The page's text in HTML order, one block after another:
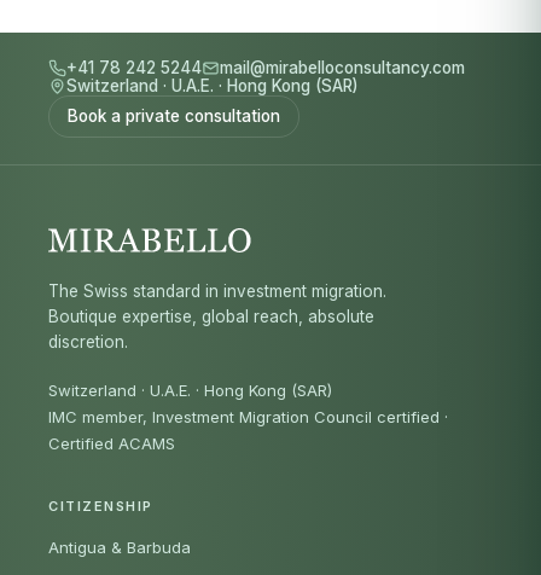
+41 78 242 5244
mail@mirabelloconsultancy.com
Switzerland · U.A.E. · Hong Kong (SAR)
Book a private consultation
The Swiss standard in investment migration.
Boutique expertise, global reach, absolute
discretion.
Switzerland · U.A.E. · Hong Kong (SAR)
IMC member, Investment Migration Council certified ·
Certified ACAMS
CITIZENSHIP
Antigua & Barbuda